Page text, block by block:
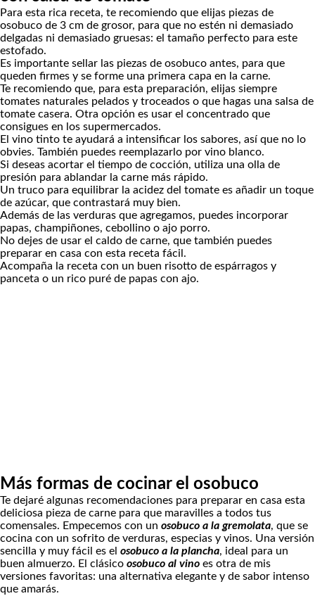
Para esta rica receta, te recomiendo que elijas piezas de
osobuco de 3 cm de grosor, para que no estén ni demasiado
delgadas ni demasiado gruesas: el tamaño perfecto para este
estofado.
Es importante sellar las piezas de osobuco antes, para que
queden firmes y se forme una primera capa en la carne.
Te recomiendo que, para esta preparación, elijas siempre
tomates naturales pelados y troceados o que hagas una salsa de
tomate casera. Otra opción es usar el concentrado que
consigues en los supermercados.
El vino tinto te ayudará a intensificar los sabores, así que no lo
obvies. También puedes reemplazarlo por vino blanco.
Si deseas acortar el tiempo de cocción, utiliza una olla de
presión para ablandar la carne más rápido.
Un truco para equilibrar la acidez del tomate es añadir un toque
de azúcar, que contrastará muy bien.
Además de las verduras que agregamos, puedes incorporar
papas, champiñones, cebollino o ajo porro.
No dejes de usar el caldo de carne, que también puedes
preparar en casa con esta receta fácil.
Acompaña la receta con un buen risotto de espárragos y
panceta o un rico puré de papas con ajo.
Más formas de cocinar el osobuco
Te dejaré algunas recomendaciones para preparar en casa esta
deliciosa pieza de carne para que maravilles a todos tus
comensales. Empecemos con un osobuco a la gremolata, que se
cocina con un sofrito de verduras, especias y vinos. Una versión
sencilla y muy fácil es el osobuco a la plancha, ideal para un
buen almuerzo. El clásico osobuco al vino es otra de mis
versiones favoritas: una alternativa elegante y de sabor intenso
que amarás.